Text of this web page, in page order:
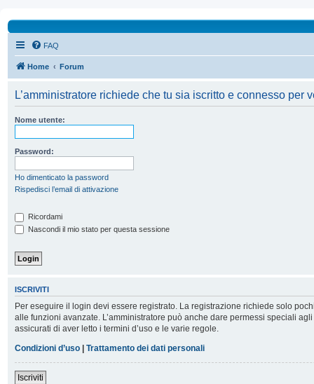
FAQ
Home Forum
L’amministratore richiede che tu sia iscritto e connesso per
Nome utente:
Password:
Ho dimenticato la password
Rispedisci l’email di attivazione
Ricordami
Nascondi il mio stato per questa sessione
ISCRIVITI
Per eseguire il login devi essere registrato. La registrazione richiede solo
alle funzioni avanzate. L’amministratore può anche dare permessi speciali
assicurati di aver letto i termini d’uso e le varie regole.
Condizioni d’uso | Trattamento dei dati personali
Iscriviti